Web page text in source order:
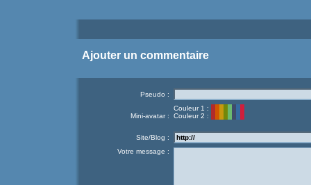
Ajouter un commentaire
Pseudo :
Mini-avatar :
Couleur 1 :
Couleur 2 :
Site/Blog :
Votre message :